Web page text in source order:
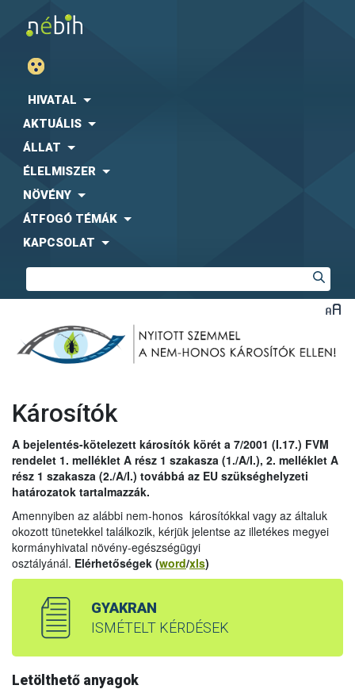
HIVATAL
AKTUÁLIS
ÁLLAT
ÉLELMISZER
NÖVÉNY
ÁTFOGÓ TÉMÁK
KAPCSOLAT
Károsítók
A bejelentés-kötelezett károsítók körét a 7/2001 (I.17.) FVM
rendelet 1. melléklet A rész 1 szakasza (1./A/I.), 2. melléklet A
rész 1 szakasza (2./A/I.) továbbá az EU szükséghelyzeti
határozatok tartalmazzák.
Amennyiben az alábbi nem-honos károsítókkal vagy az általuk
okozott tünetekkel találkozik, kérjük jelentse az illetékes megyei
kormányhivatal növény-egészségügyi
osztályánál. Elérhetőségek (word/xls)
GYAKRAN
ISMÉTELT KÉRDÉSEK
Letölthető anyagok